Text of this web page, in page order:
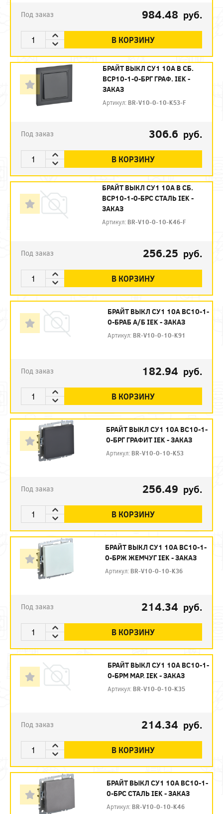
Под заказ 984.48 руб.
В КОРЗИНУ
БРАЙТ ВЫКЛ СУ1 10А В СБ.
ВСР10-1-0-БРГ ГРАФ. IEK -
ЗАКАЗ
Артикул: BR-V10-0-10-K53-F
Под заказ 306.6 руб.
В КОРЗИНУ
БРАЙТ ВЫКЛ СУ1 10А В СБ.
ВСР10-1-0-БРС СТАЛЬ IEK -
ЗАКАЗ
Артикул: BR-V10-0-10-K46-F
Под заказ 256.25 руб.
В КОРЗИНУ
БРАЙТ ВЫКЛ СУ1 10А ВС10-1-
0-БРАБ А/Б IEK - ЗАКАЗ
Артикул: BR-V10-0-10-K91
Под заказ 182.94 руб.
В КОРЗИНУ
БРАЙТ ВЫКЛ СУ1 10А ВС10-1-
0-БРГ ГРАФИТ IEK - ЗАКАЗ
Артикул: BR-V10-0-10-K53
Под заказ 256.49 руб.
В КОРЗИНУ
БРАЙТ ВЫКЛ СУ1 10А ВС10-1-
0-БРЖ ЖЕМЧУГ IEK - ЗАКАЗ
Артикул: BR-V10-0-10-K36
Под заказ 214.34 руб.
В КОРЗИНУ
БРАЙТ ВЫКЛ СУ1 10А ВС10-1-
0-БРМ МАР. IEK - ЗАКАЗ
Артикул: BR-V10-0-10-K35
Под заказ 214.34 руб.
В КОРЗИНУ
БРАЙТ ВЫКЛ СУ1 10А ВС10-1-
0-БРС СТАЛЬ IEK - ЗАКАЗ
Артикул: BR-V10-0-10-K46